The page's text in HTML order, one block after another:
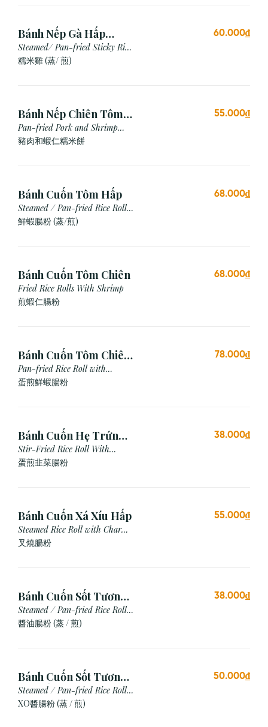
Bánh Nếp Gà Hấp
/Chiên (2 cái)
Steamed/ Pan-fried Sticky Rice
Chicken
糯米雞 (蒸/ 煎)
60.000₫
Bánh Nếp Chiên Tôm
Thịt (3 Cái)
Pan-fried Pork and Shrimp
Glutinous Rice Cake
豬肉和蝦仁糯米餅
55.000₫
Bánh Cuốn Tôm Hấp
Steamed / Pan-fried Rice Roll
with Shrimp
鮮蝦腸粉 (蒸/煎)
68.000₫
Bánh Cuốn Tôm Chiên
Fried Rice Rolls With Shrimp
煎蝦仁腸粉
68.000₫
Bánh Cuốn Tôm Chiên
Trứng
Pan-fried Rice Roll with
Shrimp & Egg
蛋煎鮮蝦腸粉
78.000₫
Bánh Cuốn Hẹ Trứng
Xào
Stir-Fried Rice Roll With
Chives & Egg
蛋煎⾲菜腸粉
38.000₫
Bánh Cuốn Xá Xíu Hấp
Steamed Rice Roll with Char
Siu
叉燒腸粉
55.000₫
Bánh Cuốn Sốt Tương
Xì Dầu (Hấp/Chiên)
Steamed / Pan-fried Rice Roll
with Soy Sauce
醬油腸粉 (蒸 / 煎)
38.000₫
Bánh Cuốn Sốt Tương
Xo (Hấp/Chiên)
Steamed / Pan-fried Rice Roll
with XO Sauce
XO醬腸粉 (蒸 / 煎)
50.000₫